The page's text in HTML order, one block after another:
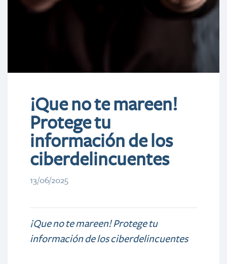
¡Que no te mareen!
Protege tu
información de los
ciberdelincuentes
13/06/2025
¡Que no te mareen! Protege tu
información de los ciberdelincuentes